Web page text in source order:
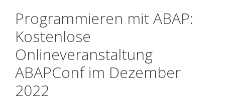
Programmieren mit ABAP:
Kostenlose
Onlineveranstaltung
ABAPConf im Dezember
2022